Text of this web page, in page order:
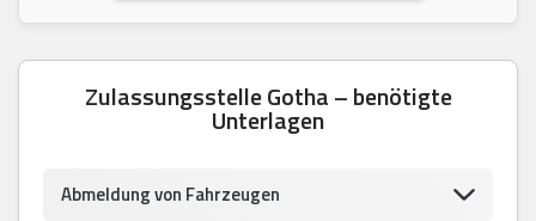
Zulassungsstelle Gotha – benötigte
Unterlagen
Abmeldung von Fahrzeugen